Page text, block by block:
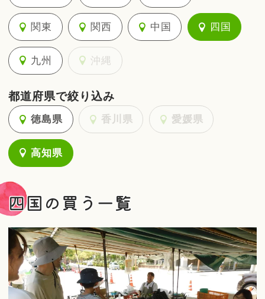
関東 関西 中国 四国
九州 沖縄
都道府県で絞り込み
徳島県 香川県 愛媛県
高知県
四国の買う一覧